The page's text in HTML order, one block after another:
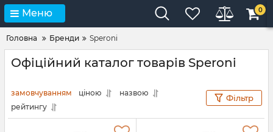
Меню 0
Головна Бренди Speroni
Офіційний каталог товарів Speroni
замовчуванням ціною
назвою
рейтингу
Фільтр